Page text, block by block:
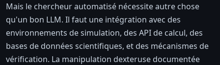
Mais le chercheur automatisé nécessite autre chose
qu'un bon LLM. Il faut une intégration avec des
environnements de simulation, des API de calcul, des
bases de données scientifiques, et des mécanismes de
vérification. La manipulation dexteruse documentée